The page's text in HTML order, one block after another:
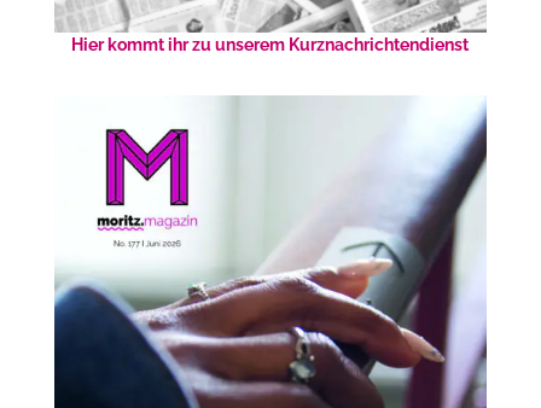
Hier kommt ihr zu unserem Kurznachrichtendienst